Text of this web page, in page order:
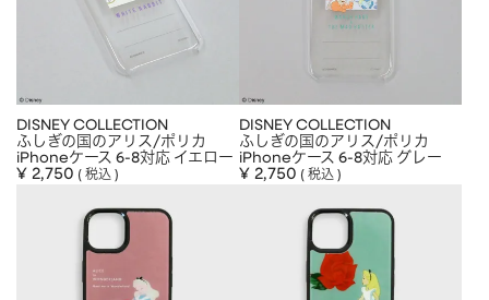
DISNEY COLLECTION
ふしぎの国のアリス/ポリカ
iPhoneケース 6-8対応 イエロー
¥ 2,750 税込
DISNEY COLLECTION
ふしぎの国のアリス/ポリカ
iPhoneケース 6-8対応 グレー
¥ 2,750 税込